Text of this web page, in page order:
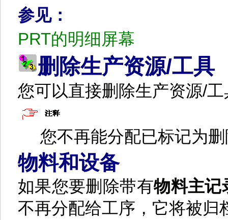
参见：
PRT的明细屏幕
删除生产资源/工具
您可以直接删除生产资源/工
您不再能分配已标记为
物料和设备
如果您要删除带有物料主记
不再分配给工序，它将被归